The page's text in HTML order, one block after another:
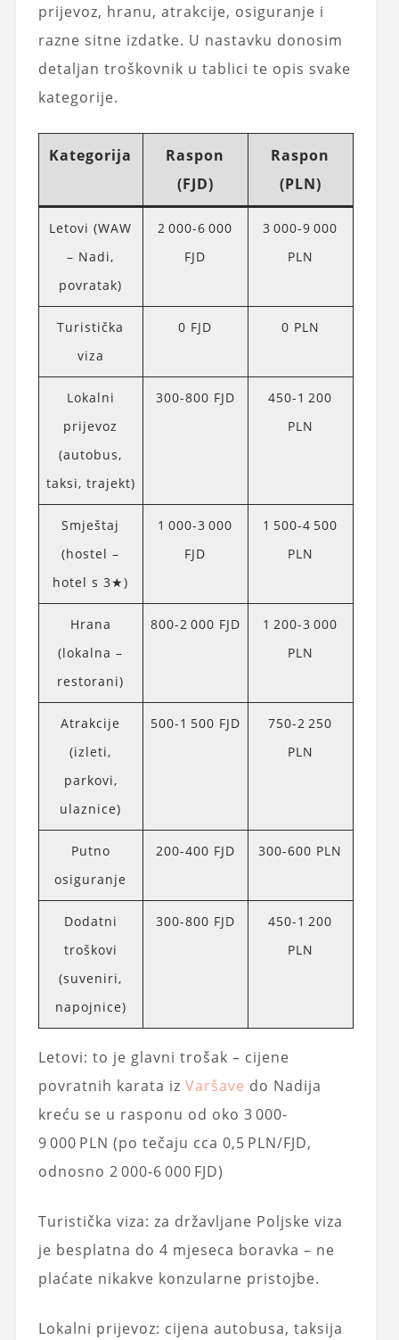
prijevoz, hranu, atrakcije, osiguranje i
razne sitne izdatke. U nastavku donosim
detaljan troškovnik u tablici te opis svake
kategorije.
Kategorija
Raspon
(FJD)
Raspon
(PLN)
Letovi (WAW
– Nadi,
povratak)
2 000-6 000
FJD
3 000-9 000
PLN
Turistička
viza
0 FJD 0 PLN
Lokalni
prijevoz
(autobus,
taksi, trajekt)
300-800 FJD
450-1 200
PLN
Smještaj
(hostel –
hotel s 3★)
1 000-3 000
FJD
1 500-4 500
PLN
Hrana
(lokalna –
restorani)
800-2 000 FJD
1 200-3 000
PLN
Atrakcije
(izleti,
parkovi,
ulaznice)
500-1 500 FJD
750-2 250
PLN
Putno
osiguranje
200-400 FJD 300-600 PLN
Dodatni
troškovi
(suveniri,
napojnice)
300-800 FJD
450-1 200
PLN
Letovi: to je glavni trošak – cijene
povratnih karata iz Varšave do Nadija
kreću se u rasponu od oko 3 000-
9 000 PLN (po tečaju cca 0,5 PLN/FJD,
odnosno 2 000-6 000 FJD)
Turistička viza: za državljane Poljske viza
je besplatna do 4 mjeseca boravka – ne
plaćate nikakve konzularne pristojbe.
Lokalni prijevoz: cijena autobusa, taksija